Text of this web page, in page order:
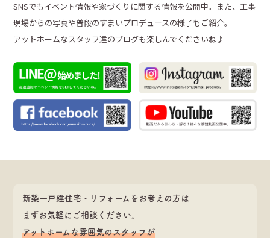
SNSでもイベント情報や家づくりに関する情報を公開中。また、工事
現場からの写真や普段のすまいプロデュースの様子もご紹介。
アットホームなスタッフ達のブログも楽しんでくださいね♪
新築一戸建住宅・リフォームをお考えの方は
まずお気軽にご相談ください。
アットホームな雰囲気のスタッフが